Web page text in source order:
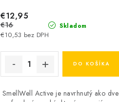
Skladom
€10,53 bez DPH
€12,95
€16
DO KOŠÍKA
SmellWell Active je navrhnutý ako dve